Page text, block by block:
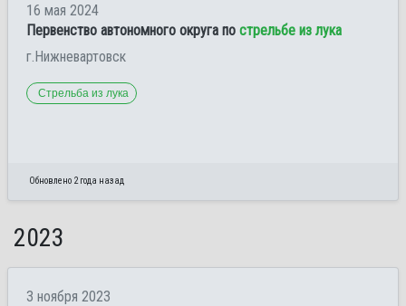
16 мая 2024
Первенство автономного округа по стрельбе из лука
г.Нижневартовск
Стрельба из лука
Обновлено 2 года назад
2023
3 ноября 2023